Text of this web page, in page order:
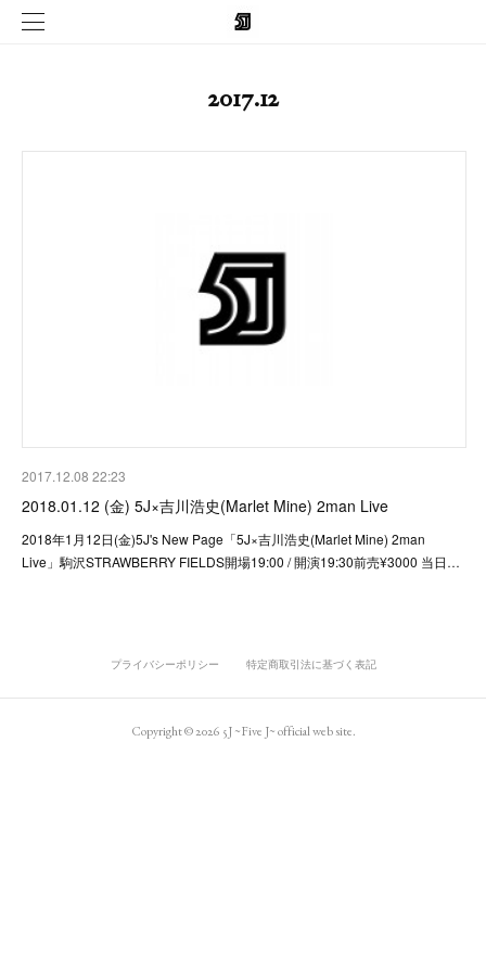
2017.12
2017.12.08 22:23
2018.01.12 (金) 5J×吉川浩史(Marlet Mine) 2man Live
2018年1月12日(金)5J's New Page「5J×吉川浩史(Marlet Mine) 2man
Live」駒沢STRAWBERRY FIELDS開場19:00 / 開演19:30前売¥3000 当日…
プライバシーポリシー 特定商取引法に基づく表記
Copyright ©2026 5J ~Five J~ official web site.